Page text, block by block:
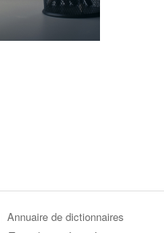
Annuaire de dictionnaires